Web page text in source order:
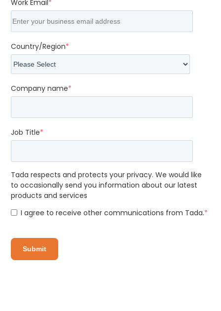
Work Email*
Country/Region*
Company name*
Job Title*
Tada respects and protects your privacy. We would like
to occasionally send you information about our latest
products and services
I agree to receive other communications from Tada.*